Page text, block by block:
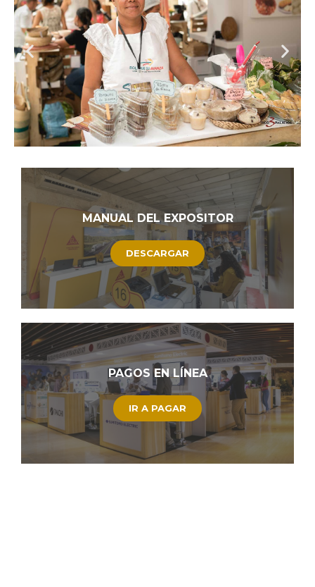
MANUAL DEL EXPOSITOR
DESCARGAR
PAGOS EN LÍNEA
IR A PAGAR
BIENVENIDO A LA OFICINA DE
ATENCIÓN AL EXPOSITOR
Queremos acompañarlo y asesorarlopara potenciar
la visibilidad de su marca en la muestra comercial
en la que participará. Por favor complete el siguiente
formulario para conocer los detalles su solicitud y los